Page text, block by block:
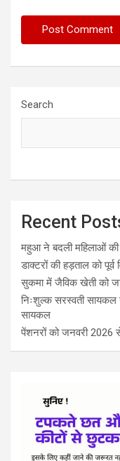
Search
Recent
महुआ ने बदली महिलाओं की
डाक्टरों की हड़ताल को
सुकमा में जैविक खेती को
निःशुल्क सरस्वती सायकल
सायकल
पेंशनरों को जनवरी 2026